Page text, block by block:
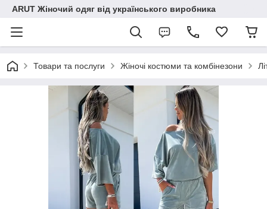
ARUT Жіночий одяг від українського виробника
Товари та послуги Жіночі костюми та комбінезони